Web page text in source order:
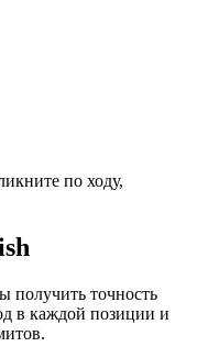
по ходу,
получить точность
в каждой позиции и